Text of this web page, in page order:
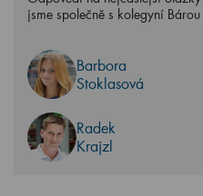
jsme společně s kolegyní
Barbora
Stoklasová
Radek
Krajzl